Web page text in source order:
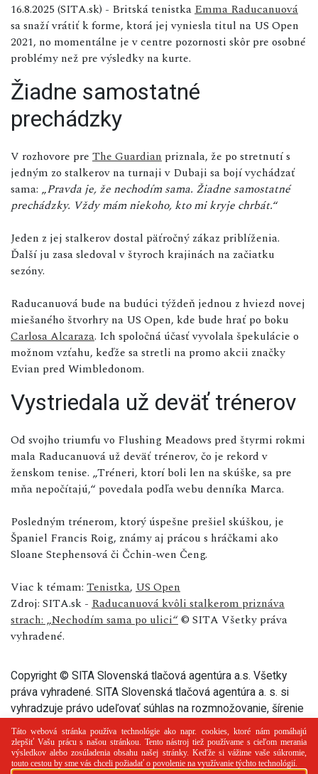
16.8.2025 (SITA.sk) - Britská tenistkaEmma Raducanuová
sa snaží vrátiť k forme, ktorá jej vyniesla titul na US Open
2021, no momentálne je v centre pozornosti skôr pre osobné
problémy než pre výsledky na kurte.
Žiadne samostatné
prechádzky
V rozhovore pre The Guardian priznala, že po stretnutí s
jedným zo stalkerov na turnaji v Dubaji sa bojí vychádzať
sama: „Pravda je, že nechodím sama. Žiadne samostatné
prechádzky. Vždy mám niekoho, kto mi kryje chrbát.“
Jeden z jej stalkerov dostal päťročný zákaz priblíženia.
Ďalší ju zasa sledoval v štyroch krajinách na začiatku
sezóny.
Raducanuová bude na budúci týždeň jednou z hviezd novej
miešaného štvorhry na US Open, kde bude hrať po boku
Carlosa Alcaraza. Ich spoločná účasť vyvolala špekulácie o
možnom vzťahu, keďže sa stretli na promo akcii značky
Evian pred Wimbledonom.
Vystriedala už deväť trénerov
Od svojho triumfu vo Flushing Meadows pred štyrmi rokmi
mala Raducanuová už deväť trénerov, čo je rekord v
ženskom tenise. „Tréneri, ktorí boli len na skúške, sa pre
mňa nepočítajú,“ povedala podľa webu denníka Marca.
Posledným trénerom, ktorý úspešne prešiel skúškou, je
Španiel Francis Roig, známy aj prácou s hráčkami ako
Sloane Stephensová či Čchin-wen Čeng.
Viac k témam: Tenistka, US Open
Zdroj: SITA.sk - Raducanuová kvôli stalkerom priznáva
strach: „Nechodím sama po ulici“© SITA Všetky práva
vyhradené.
Copyright © SITA Slovenská tlačová agentúra a.s. Všetky
práva vyhradené. SITA Slovenská tlačová agentúra a. s. si
vyhradzuje právo udeľovať súhlas na rozmnožovanie, šírenie
a na verejný prenos tohto článku a jeho častí.